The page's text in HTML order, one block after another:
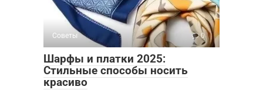
Советы 0
Шарфы и платки 2025:
Стильные способы носить
красиво